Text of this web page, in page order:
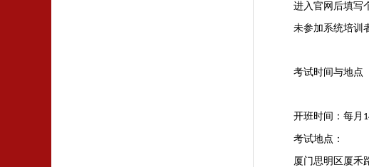
进入官网后填写
未参加系统培训
考试时间与地点
开班时间 ‌：每月
考试地点 ‌：
厦门思明区厦禾